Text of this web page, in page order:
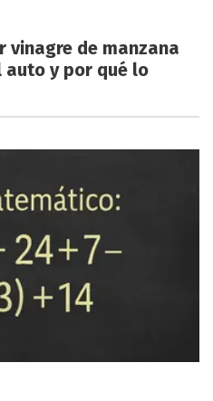
vinagre de manzana
y por qué lo